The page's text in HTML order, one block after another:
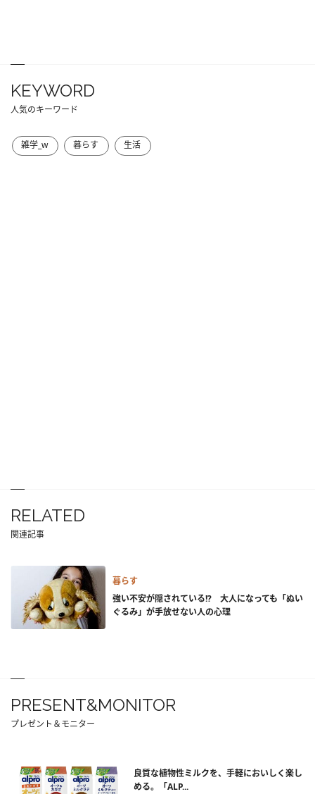
KEYWORD
人気のキーワード
雑学_w 暮らす 生活
RELATED
関連記事
暮らす
強い不安が隠されている!? 大人になっても「ぬい
ぐるみ」が手放せない人の心理
PRESENT&MONITOR
プレゼント＆モニター
良質な植物性ミルクを、手軽においしく楽し
める。「ALP...